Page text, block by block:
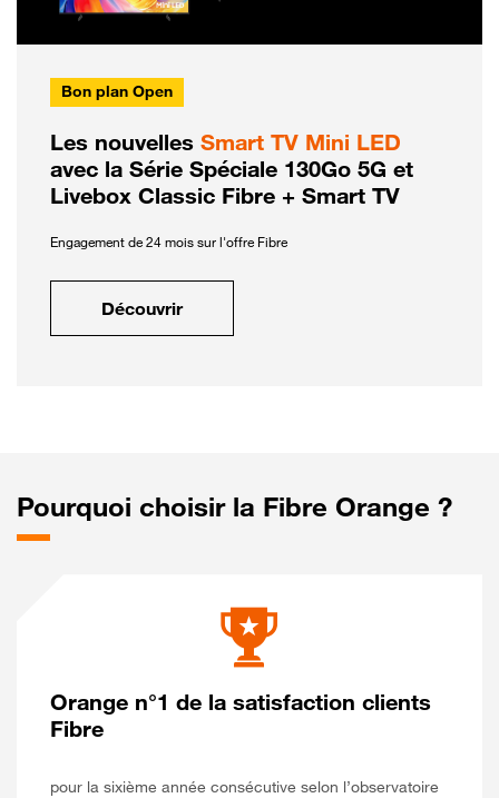
Bon plan Open
Les nouvelles Smart TV Mini LED
avec la Série Spéciale 130Go 5G et
Livebox Classic Fibre + Smart TV
Engagement de 24 mois sur l'offre Fibre
Découvrir
Pourquoi choisir la Fibre Orange ?
Orange n°1 de la satisfaction clients
Fibre
pour la sixième année consécutive selon l’observatoire